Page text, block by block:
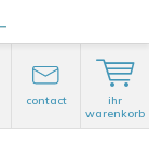
contact
ihr
warenkorb